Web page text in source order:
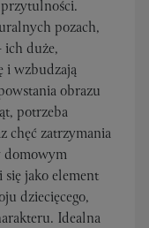
pozach,
ich duże,
i wzbudzają
obrazu
potrzeba
chęć zatrzymania
domowym
się jako element
dziecięcego,
Idealna